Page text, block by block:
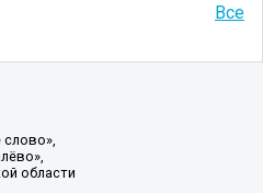
Все
области